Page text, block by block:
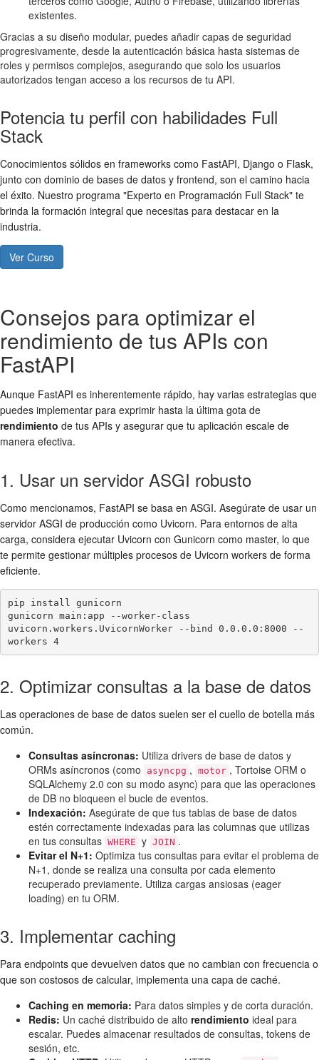
existentes.
Gracias a su diseño modular, puedes añadir capas de seguridad
progresivamente, desde la autenticación básica hasta sistemas de
roles y permisos complejos, asegurando que solo los usuarios
autorizados tengan acceso a los recursos de tu API.
Potencia tu perfil con habilidades Full
Stack
Conocimientos sólidos en frameworks como FastAPI, Django o Flask,
junto con dominio de bases de datos y frontend, son el camino hacia
el éxito. Nuestro programa "Experto en Programación Full Stack" te
brinda la formación integral que necesitas para destacar en la
industria.
Ver Curso
Consejos para optimizar el
rendimiento de tus APIs con
FastAPI
Aunque FastAPI es inherentemente rápido, hay varias estrategias que
puedes implementar para exprimir hasta la última gota de
rendimiento de tus APIs y asegurar que tu aplicación escale de
manera efectiva.
1. Usar un servidor ASGI robusto
Como mencionamos, FastAPI se basa en ASGI. Asegúrate de usar un
servidor ASGI de producción como Uvicorn. Para entornos de alta
carga, considera ejecutar Uvicorn con Gunicorn como master, lo que
te permite gestionar múltiples procesos de Uvicorn workers de forma
eficiente.
pip install gunicorn
gunicorn main:app --worker-class
uvicorn.workers.UvicornWorker --bind 0.0.0.0:8000 --
workers 4
2. Optimizar consultas a la base de datos
Las operaciones de base de datos suelen ser el cuello de botella más
común.
Consultas asíncronas: Utiliza drivers de base de datos y
ORMs asíncronos (como
asyncpg , motor , Tortoise ORM o
SQLAlchemy 2.0 con su modo async) para que las operaciones
de DB no bloqueen el bucle de eventos.
Indexación: Asegúrate de que tus tablas de base de datos
estén correctamente indexadas para las columnas que utilizas
en tus consultas WHERE y JOIN .
Evitar el N+1: Optimiza tus consultas para evitar el problema de
N+1, donde se realiza una consulta por cada elemento
recuperado previamente. Utiliza cargas ansiosas (eager
loading) en tu ORM.
3. Implementar caching
Para endpoints que devuelven datos que no cambian con frecuencia o
que son costosos de calcular, implementa una capa de caché.
Caching en memoria: Para datos simples y de corta duración.
Redis: Un caché distribuido de alto rendimiento ideal para
escalar. Puedes almacenar resultados de consultas, tokens de
sesión, etc.